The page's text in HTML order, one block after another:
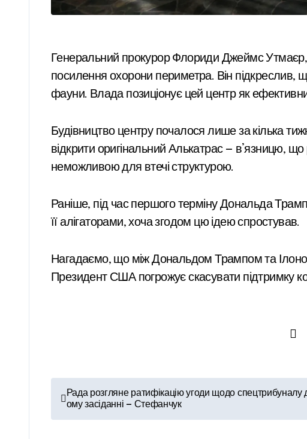
Генеральний прокурор Флориди Джеймс Утмаєр,
посилення охорони периметра. Він підкреслив,
фауни. Влада позиціонує цей центр як
Будівництво центру почалося лише за кілька
відкрити оригінальний Алькатрас — в’язницю,
неможливою для втечі структурою.
Раніше, під час першого терміну Дональда
її алігаторами, хоча згодом цю ідею спростував.
Нагадаємо, що між Дональдом Трампом та
Президент США погрожує скасувати підтримку
Н
а
Рада розгляне ратифікацію угоди щодо
ому засіданні — Стефанчук